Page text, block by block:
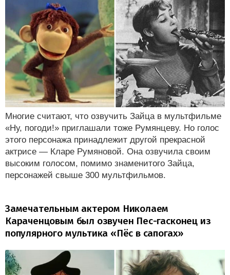
Многие считают, что озвучить Зайца в мультфильме
«Ну, погоди!» приглашали тоже Румянцеву. Но голос
этого персонажа принадлежит другой прекрасной
актрисе — Кларе Румяновой. Она озвучила своим
высоким голосом, помимо знаменитого Зайца,
персонажей свыше 300 мультфильмов.
Замечательным актером Николаем
Караченцовым был озвучен Пес-гасконец из
популярного мультика «Пёс в сапогах»